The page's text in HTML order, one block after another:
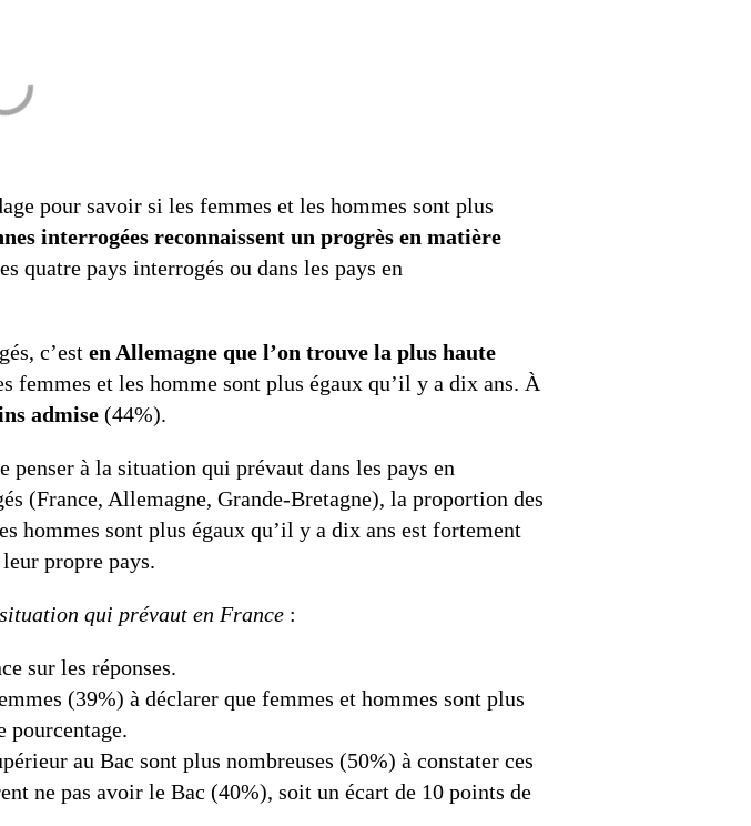
pour savoir si les femmes et les hommes sont plus
interrogées reconnaissent un progrès en matière
quatre pays interrogés ou dans les pays en
c’est en Allemagne que l’on trouve la plus haute
femmes et les homme sont plus égaux qu’il y a dix ans. À
admise (44%).
à la situation qui prévaut dans les pays en
(France, Allemagne, Grande-Bretagne), la proportion des
hommes sont plus égaux qu’il y a dix ans est fortement
propre pays.
qui prévaut en France :
sur les réponses.
(39%) à déclarer que femmes et hommes sont plus
pourcentage.
au Bac sont plus nombreuses (50%) à constater ces
ne pas avoir le Bac (40%), soit un écart de 10 points de